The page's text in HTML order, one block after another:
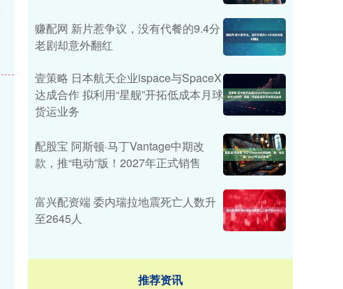
赚配网 新片惹争议，没有代餐的9.4分
老剧却意外翻红
壹策略 日本航天企业ispace与SpaceX
达成合作 拟利用“星舰”开拓低成本月球
货运业务
配股宝 阿斯顿·马丁Vantage中期改
款，推“电动”版！2027年正式销售
富兴配资端 委内瑞拉地震死亡人数升
至2645人
推荐资讯